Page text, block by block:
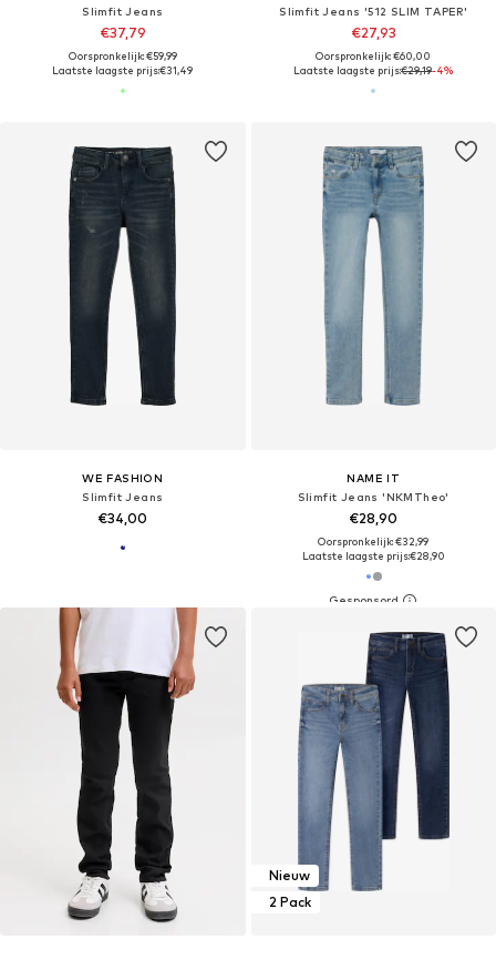
Slimfit Jeans
€37,79
Oorspronkelijk: €59,99
Laatste laagste prijs:€31,49
Slimfit Jeans '512 SLIM TAPER'
€27,93
Oorspronkelijk: €60,00
Laatste laagste prijs:€29,19-4%
WE FASHION
Slimfit Jeans
€34,00
NAME IT
Slimfit Jeans 'NKMTheo'
€28,90
Oorspronkelijk: €32,99
Laatste laagste prijs:€28,90
Nieuw
2 Pack